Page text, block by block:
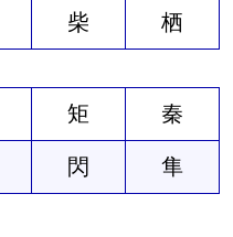
柴 栖
矩 秦
閃 隼